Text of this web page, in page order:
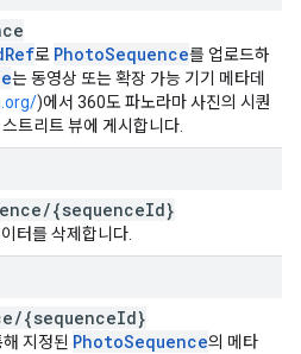
Ref로 PhotoSequence를 업로드하
는 동영상 또는 확장 가능 기기 메타데
)에서 360도 파노라마 사진의 시퀀
트리트 뷰에 게시합니다.
/{sequenceId}
터를 삭제합니다.
/{sequenceId}
지정된 PhotoSequence의 메타